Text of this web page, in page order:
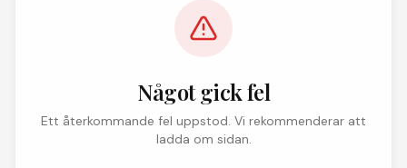
Något gick fel
Ett återkommande fel uppstod. Vi rekommenderar att
ladda om sidan.